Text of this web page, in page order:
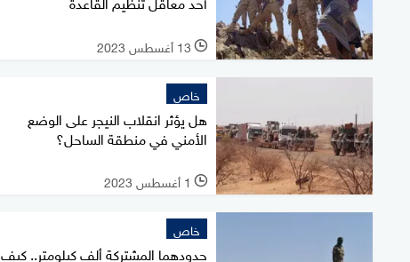
l 13 أغسطس 2023
خاص
هل يؤثر انقلاب النيجر على الوضع
الأمني في منطقة الساحل؟
l 1 أغسطس 2023
خاص
حدودهما المشتركة ألف كيلومتر.. كيف